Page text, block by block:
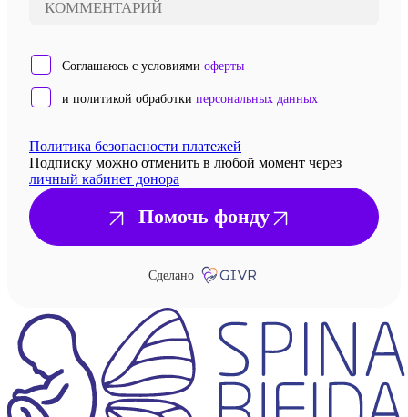
Соглашаюсь с условиями оферты
и политикой обработки персональных данных
Политика безопасности платежей
Подписку можно отменить в любой момент через
личный кабинет донора
Помочь фонду
Сделано